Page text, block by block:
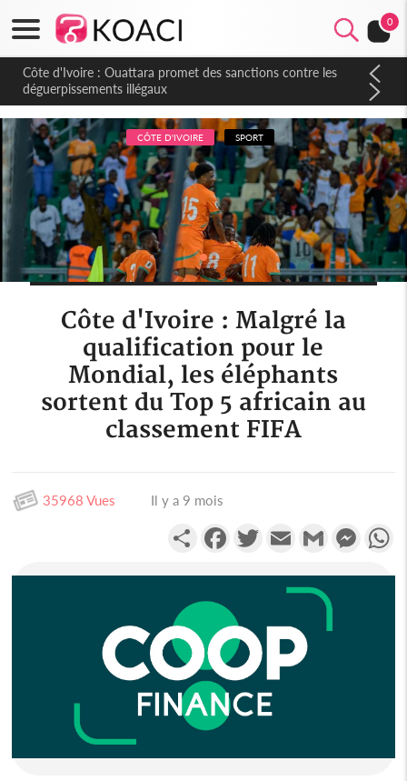
0
Côte d'Ivoire : Ouattara promet des sanctions contre les
déguerpissements illégaux
CÔTE D'IVOIRE SPORT
Côte d'Ivoire : Malgré la
qualification pour le
Mondial, les éléphants
sortent du Top 5 africain au
classement FIFA
35968 Vues Il y a 9 mois
PartagerFacebookTwitterEmail Gmail